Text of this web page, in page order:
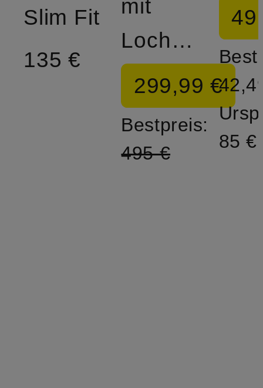
Slim Fit
135 €
mit
Lochspitze
299,99 €
Bestpreis:
495 €
85 €